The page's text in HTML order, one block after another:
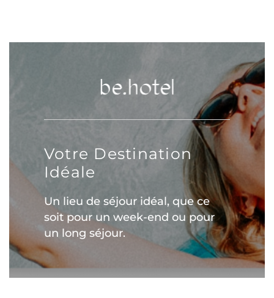
Votre Destination
Idéale
Un lieu de séjour idéal, que ce
soit pour un week-end ou pour
un long séjour.